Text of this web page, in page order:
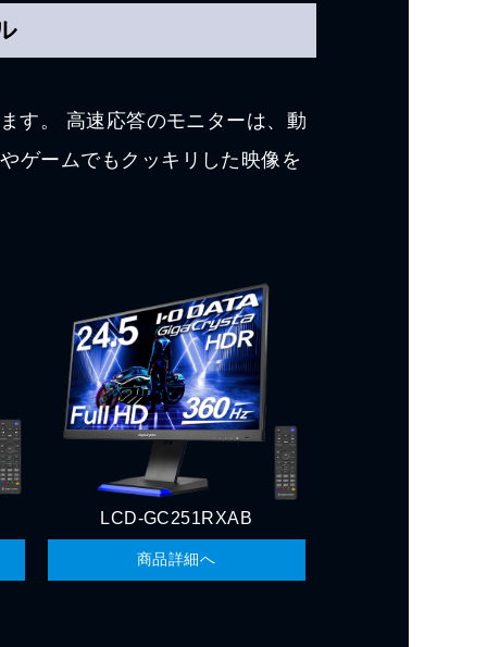
す。 高速応答のモニターは、動
ゲームでもクッキリした映像を
LCD-GC251RXAB
商品詳細へ